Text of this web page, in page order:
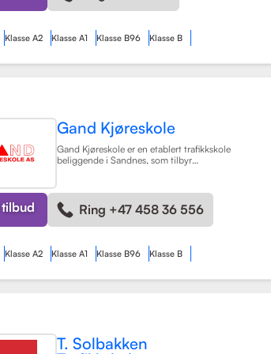
Klasse A2 Klasse A1 Klasse B96 Klasse B
Gand Kjøreskole
Gand Kjøreskole er en etablert trafikkskole
beliggende i Sandnes, som tilbyr
på opplæring for personbiler, både med
manuell og automatgir, samt motorsykler
(klasse A, A1) og tilhengere (BE). Les mer
tilbud Ring +47 458 36 556
Klasse A2 Klasse A1 Klasse B96 Klasse B
T. Solbakken